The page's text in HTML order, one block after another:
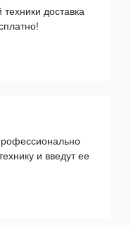
доставка
и введут ее